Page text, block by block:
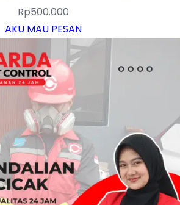
Rp500.000
AKU MAU PESAN